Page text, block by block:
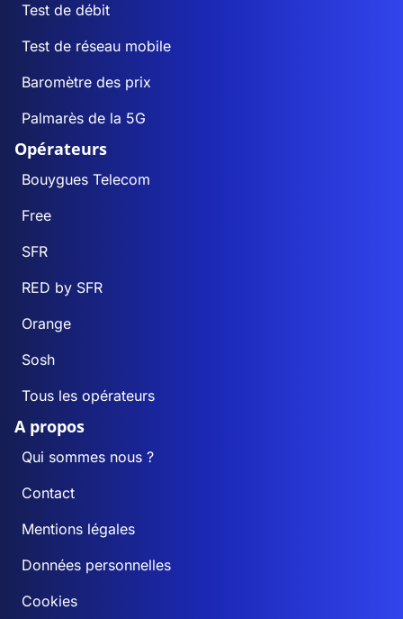
Test de débit
Test de réseau mobile
Baromètre des prix
Palmarès de la 5G
Opérateurs
Bouygues Telecom
Free
SFR
RED by SFR
Orange
Sosh
Tous les opérateurs
A propos
Qui sommes nous ?
Contact
Mentions légales
Données personnelles
Cookies